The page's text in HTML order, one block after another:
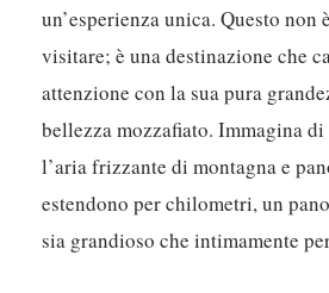
un’esperienza unica. Questo non
visitare; è una destinazione che
attenzione con la sua pura
bellezza mozzafiato. Immagina
l’aria frizzante di montagna e
estendono per chilometri, un
sia grandioso che intimamente